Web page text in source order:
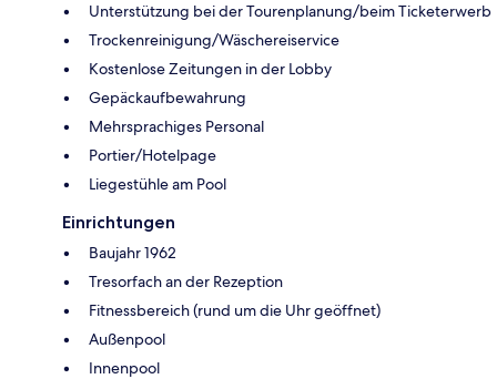
Unterstützung bei der Tourenplanung/beim Ticketerwerb
Trockenreinigung/Wäschereiservice
Kostenlose Zeitungen in der Lobby
Gepäckaufbewahrung
Mehrsprachiges Personal
Portier/Hotelpage
Liegestühle am Pool
Einrichtungen
Baujahr 1962
Tresorfach an der Rezeption
Fitnessbereich (rund um die Uhr geöffnet)
Außenpool
Innenpool